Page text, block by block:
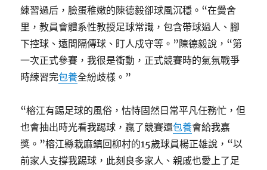
練習過后，臉蛋稚嫩的陳德毅卻球風沉穩。“在黌舍
里，教員會體系性教授足球常識，包含帶球過人、腳
下控球、遠間隔傳球、盯人戍守等。”陳德毅說，“第
一次正式參賽，我很是衝動，正式競賽時的氣氛戰爭
時練習完包養全紛歧樣。”
“榕江有踢足球的風俗，怙恃固然日常平凡任務忙，但
也會抽出時光看我踢球，贏了競賽還包養會給我嘉
獎。”榕江縣栽麻鎮回柳村的15歲球員楊正雄說，“以
前家人支撐我踢球，此刻良多家人、親戚也愛上了足